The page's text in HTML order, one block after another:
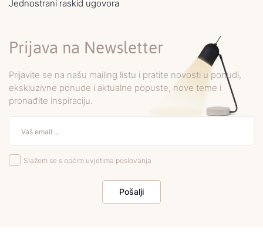
Jednostrani raskid ugovora
Prijava na Newsletter
Prijavite se na našu mailing listu i pratite novosti u ponudi,
ekskluzivne ponude i aktualne popuste, nove teme i
pronađite inspiraciju.
Slažem se s općim uvjetima poslovanja
Pošalji